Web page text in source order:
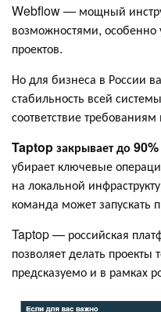
Webflow — мощный
возможностями,
проектов.
Но для бизнеса в России
стабильность всей
соответствие
Taptop закрывает до
убирает ключевые
на локальной
команда может запускать
Taptop — российская
позволяет делать
предсказуемо и в рамках